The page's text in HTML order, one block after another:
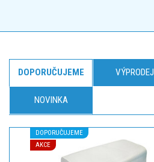
DOPORUČUJEME VÝPRODEJ
NOVINKA
DOPORUČUJEME
AKCE